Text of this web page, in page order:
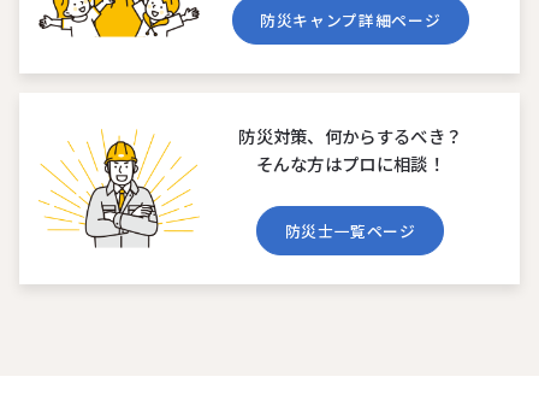
防災キャンプ詳細ページ
防災対策、何からするべき？
そんな⽅はプロに相談！
防災⼠⼀覧ページ